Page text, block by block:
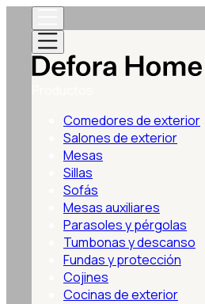
Comedores de exterior
Salones de exterior
Mesas
Sillas
Sofás
Mesas auxiliares
Parasoles y pérgolas
Tumbonas y descanso
Fundas y protección
Cojines
Cocinas de exterior